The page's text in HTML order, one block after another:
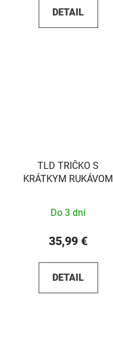
DETAIL
TLD TRIČKO S
KRÁTKYM RUKÁVOM
Do 3 dní
35,99 €
DETAIL